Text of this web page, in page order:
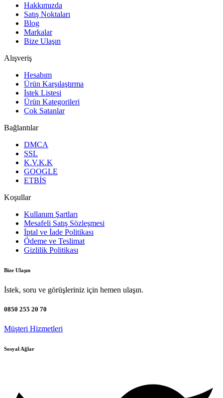
Hakkımızda
Satış Noktaları
Blog
Markalar
Bize Ulaşın
Alışveriş
Hesabım
Ürün Karşılaştırma
İstek Listesi
Ürün Kategorileri
Çok Satanlar
Bağlantılar
DMCA
SSL
K.V.K.K
GOOGLE
ETBİS
Koşullar
Kullanım Şartları
Mesafeli Satış Sözleşmesi
İptal ve İade Politikası
Ödeme ve Teslimat
Gizlilik Politikası
Bize Ulaşın
İstek, soru ve görüşleriniz için hemen ulaşın.
0850 255 20 70
Müşteri Hizmetleri
Sosyal Ağlar